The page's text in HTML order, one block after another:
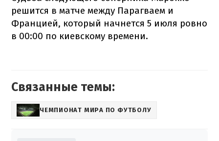
решится в матче между Парагваем и
Францией, который начнется 5 июля ровно
в 00:00 по киевскому времени.
Связанные темы:
ЧЕМПИОНАТ МИРА ПО ФУТБОЛУ